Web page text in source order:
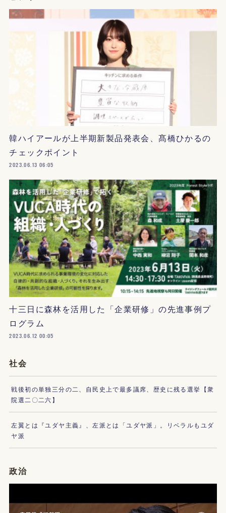
韓ハイアールが上半期新製品発表会、髙橋ひかるの
チェックポイント
2023.06.13 06:05
十三日に森林を活用した「企業研修」の先進事例プ
ログラム
2023.06.12 00:05
社会
戦後初の単独三分の二、自民史上で最多議席、歴史に残る選挙【衆
院選二〇二六】
左翼とは『ユダヤ主義』、左派とは「ユダヤ派」。リベラルもユダ
ヤ派
政治